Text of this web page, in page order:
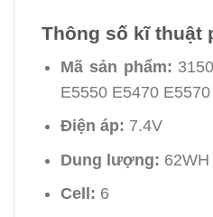
Thông số kĩ thuật
Mã sản phẩm:
E5550 E5470 E5570
Điện áp: 7.4V
Dung lượng: 62WH
Cell: 6